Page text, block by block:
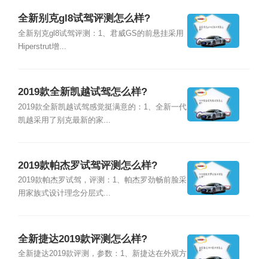
全新别克gl8试驾评测怎么样?
全新别克gl8试驾评测：1、君威GS的前悬挂采用
Hiperstrut增...
2019款全新凯越试驾怎么样?
2019款全新凯越试驾感觉挺满意的：1、全新一代
凯越采用了别克最新的家...
2019款帕杰罗试驾评测怎么样?
2019款帕杰罗试驾，评测：1、帕杰罗劲畅前脸采
用家族式设计理念分层式...
全新捷达2019款评测怎么样?
全新捷达2019款评测，参数：1、新捷达在外观方